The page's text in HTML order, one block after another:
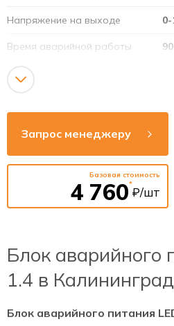
Напряжение на выходе
Время аварийной работы
Аккумулятор
Рабочая частота
Индикация состояния
Запрос менеджеру
Базовая стоимость
4 760*
₽/шт
Блок аварийного
1.4 в
Блок аварийного питания